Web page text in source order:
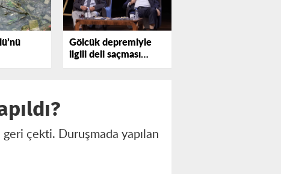
Gölcük depremiyle
ilgili deli saçması
sözler profesörü
geri çekti. Duruşmada yapılan